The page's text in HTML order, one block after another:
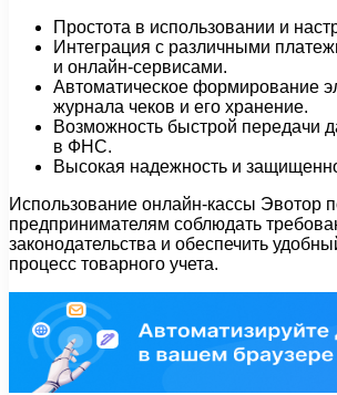
Простота в использовании и
Интеграция с различными
и онлайн-сервисами.
Автоматическое формирование
журнала чеков и его хранение.
Возможность быстрой передачи
в ФНС.
Высокая надежность и
Использование онлайн-кассы Эвотор
предпринимателям соблюдать
законодательства и обеспечить
процесс товарного учета.